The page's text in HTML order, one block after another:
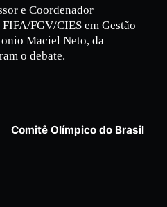
e Coordenador
FIFA/FGV/CIES em Gestão
Maciel Neto, da